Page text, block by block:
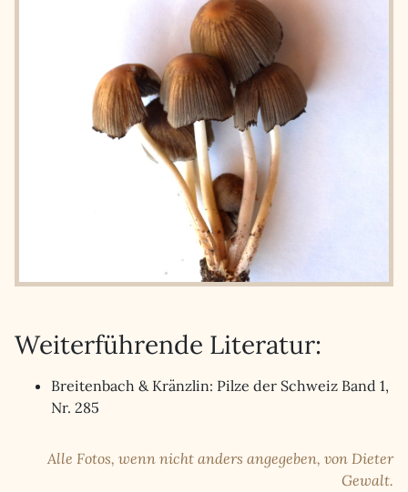
Weiterführende Literatur:
Breitenbach & Kränzlin: Pilze der Schweiz Band 1,
Nr. 285
Alle Fotos, wenn nicht anders angegeben, von Dieter
Gewalt.